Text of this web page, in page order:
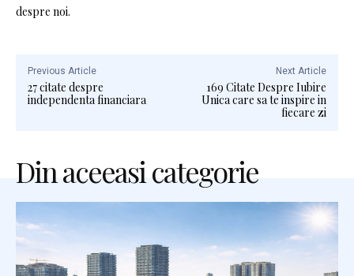
despre noi.
Previous Article
27 citate despre
independenta financiara
Next Article
169 Citate Despre Iubire
Unica care sa te inspire in
fiecare zi
Din aceeasi categorie